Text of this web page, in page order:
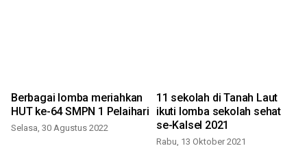
Berbagai lomba meriahkan
HUT ke-64 SMPN 1 Pelaihari
Selasa, 30 Agustus 2022
11 sekolah di Tanah Laut
ikuti lomba sekolah sehat
se-Kalsel 2021
Rabu, 13 Oktober 2021